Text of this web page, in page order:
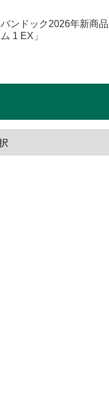
バンドック2026年新商
ム 1 EX」